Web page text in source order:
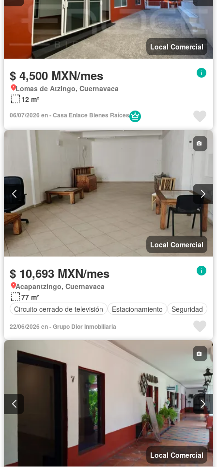
Local Comercial
$ 4,500 MXN/mes
Lomas de Atzingo, Cuernavaca
12 m²
06/07/2026 en - Casa Enlace Bienes Raíces
Local Comercial
$ 10,693 MXN/mes
Acapantzingo, Cuernavaca
77 m²
Circuito cerrado de televisión
Estacionamiento Seguridad
22/06/2026 en - Grupo Dior Inmobiliaria
Local Comercial